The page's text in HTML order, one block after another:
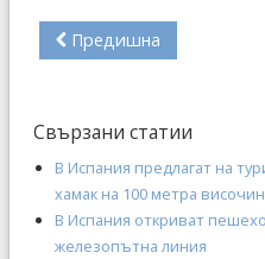
Предишна
Свързани статии
В Испания предлагат на
хамак на 100 метра
В Испания откриват
железопътна линия